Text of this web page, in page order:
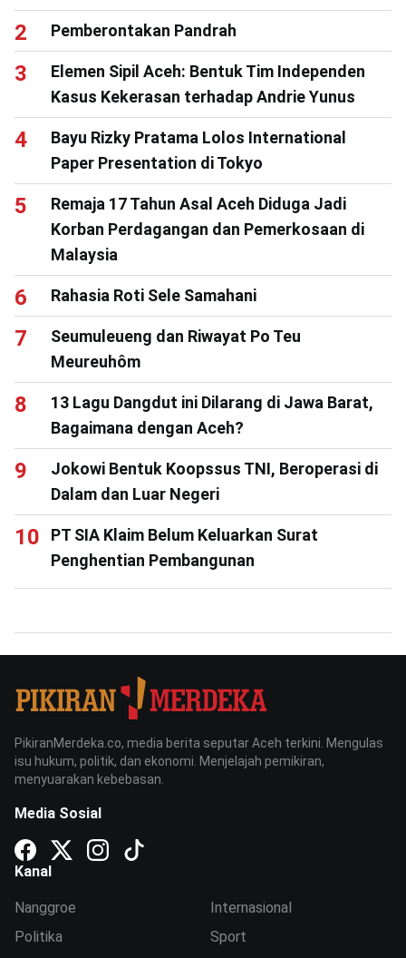
Pemberontakan Pandrah
Elemen Sipil Aceh: Bentuk Tim Independen
Kasus Kekerasan terhadap Andrie Yunus
Bayu Rizky Pratama Lolos International
Paper Presentation di Tokyo
Remaja 17 Tahun Asal Aceh Diduga Jadi
Korban Perdagangan dan Pemerkosaan di
Malaysia
Rahasia Roti Sele Samahani
Seumuleueng dan Riwayat Po Teu
Meureuhôm
13 Lagu Dangdut ini Dilarang di Jawa Barat,
Bagaimana dengan Aceh?
Jokowi Bentuk Koopssus TNI, Beroperasi di
Dalam dan Luar Negeri
PT SIA Klaim Belum Keluarkan Surat
Penghentian Pembangunan
PikiranMerdeka.co, media berita seputar Aceh terkini. Mengulas
isu hukum, politik, dan ekonomi. Menjelajah pemikiran,
menyuarakan kebebasan.
Media Sosial
Kanal
Nanggroe
Politika
Internasional
Sport